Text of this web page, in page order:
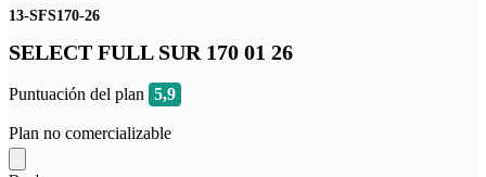
13-SFS170-26
SELECT FULL SUR 170 01 26
Puntuación del plan 5,9
Plan no comercializable